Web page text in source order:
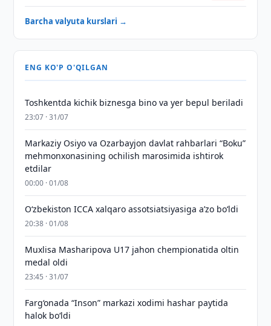
Barcha valyuta kurslari →
ENG KO'P O'QILGAN
Toshkentda kichik biznesga bino va yer bepul beriladi
23:07 · 31/07
Markaziy Osiyo va Ozarbayjon davlat rahbarlari “Boku”
mehmonxonasining ochilish marosimida ishtirok
etdilar
00:00 · 01/08
O‘zbekiston ICCA xalqaro assotsiatsiyasiga aʼzo bo‘ldi
20:38 · 01/08
Muxlisa Masharipova U17 jahon chempionatida oltin
medal oldi
23:45 · 31/07
Farg‘onada “Inson” markazi xodimi hashar paytida
halok bo‘ldi